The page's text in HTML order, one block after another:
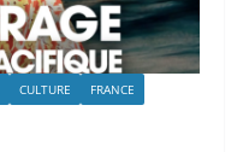
CULTURE
FRANCE